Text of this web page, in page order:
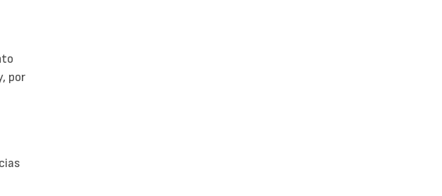
por